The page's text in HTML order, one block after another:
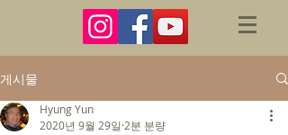
게시물
Hyung Yun
2020년 9월 29일 2분 분량